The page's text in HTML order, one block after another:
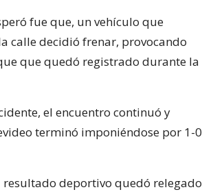
fue que, un vehículo que
calle decidió frenar, provocando
que quedó registrado durante la
el encuentro continuó y
terminó imponiéndose por 1-0
resultado deportivo quedó relegado